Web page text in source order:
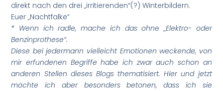
direkt nach den drei „irritierenden“(?) Winterbildern.
Euer „Nachtfalke“
* Wenn ich radle, mache ich das ohne „Elektro- oder
Benzinprothese“.
Diese bei jedermann vielleicht Emotionen weckende, von
mir erfundenen Begriffe habe ich zwar auch schon an
anderen Stellen dieses Blogs thematisiert. Hier und jetzt
möchte ich aber besonders betonen, dass ich sie